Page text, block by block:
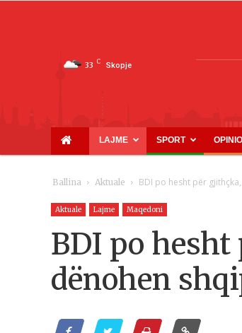
33 C Skopje
LAJME SPORT
Ballina Aktuale BDI po hesht për
Aktuale Lajme Maqedoni
BDI po
dënohen